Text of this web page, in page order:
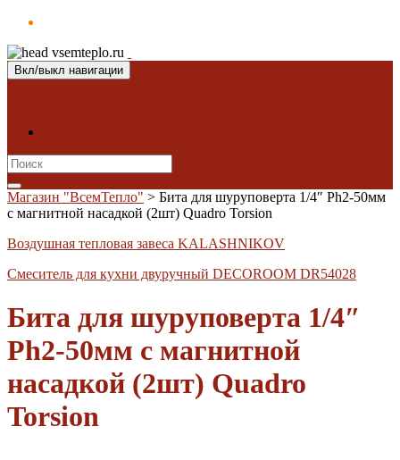
Вкл/выкл навигации
Search
for:
Магазин "ВсемТепло" > Бита для шуруповерта 1/4″ Ph2-50мм
с магнитной насадкой (2шт) Quadro Torsion
Воздушная тепловая завеса KALASHNIKOV
Смеситель для кухни двуручный DECOROOM DR54028
Бита для шуруповерта 1/4″
Ph2-50мм с магнитной
насадкой (2шт) Quadro
Torsion